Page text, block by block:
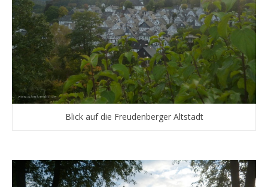
Blick auf die Freudenberger Altstadt